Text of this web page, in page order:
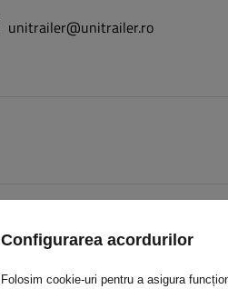
unitrailer@unitrailer.ro
Configurarea acordurilor
Folosim cookie-uri pentru a asigura